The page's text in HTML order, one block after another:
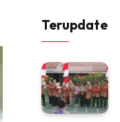
Terupdate